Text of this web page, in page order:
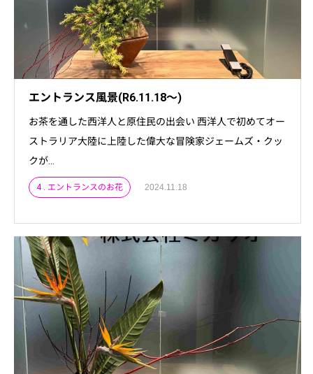
エントランス風景(R6.11.18～)
お茶を通した西洋人と原住民の出会い 西洋人で初めてオー
ストラリア大陸に上陸した偉大な冒険家ジェームズ・クッ
クが...
4 . エントランスのお花 2024.11.18